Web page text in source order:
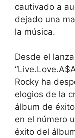
cautivado a
dejado una
la música.
Desde el
Rocky ha
elogios de la
álbum de
en el número
éxito del